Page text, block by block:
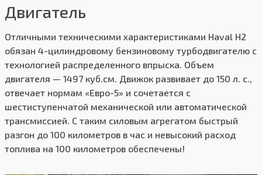
Двигатель
Отличными техническими характеристиками Haval H2
обязан 4-цилиндровому бензиновому турбодвигателю с
технологией распределенного впрыска. Объем
двигателя — 1497 куб.см. Движок развивает до 150 л. с.,
отвечает нормам «Евро-5» и сочетается с
шестиступенчатой механической или автоматической
трансмиссией. С таким силовым агрегатом быстрый
разгон до 100 километров в час и невысокий расход
топлива на 100 километров обеспечены!